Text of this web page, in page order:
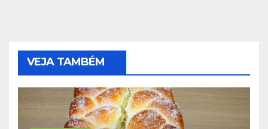
VEJA TAMBÉM